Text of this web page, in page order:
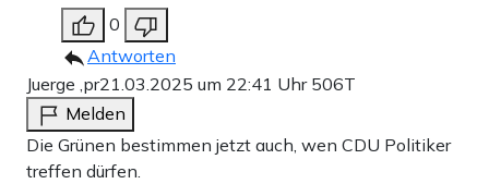
0
Antworten
Juerge ,pr21.03.2025 um 22:41 Uhr 506T
Melden
Die Grünen bestimmen jetzt auch, wen CDU Politiker
treffen dürfen.